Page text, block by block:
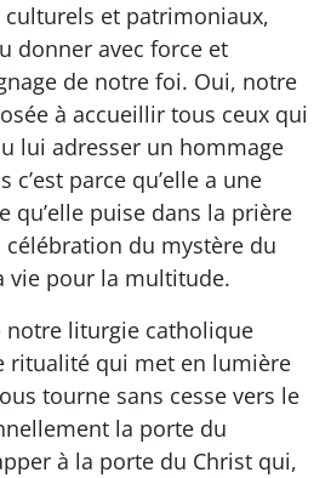
culturels et patrimoniaux,
donner avec force et
de notre foi. Oui, notre
à accueillir tous ceux qui
lui adresser un hommage
parce qu’elle a une
qu’elle puise dans la prière
du mystère du
vie pour la multitude.
notre liturgie catholique
ritualité qui met en lumière
tourne sans cesse vers le
la porte du
à la porte du Christ qui,